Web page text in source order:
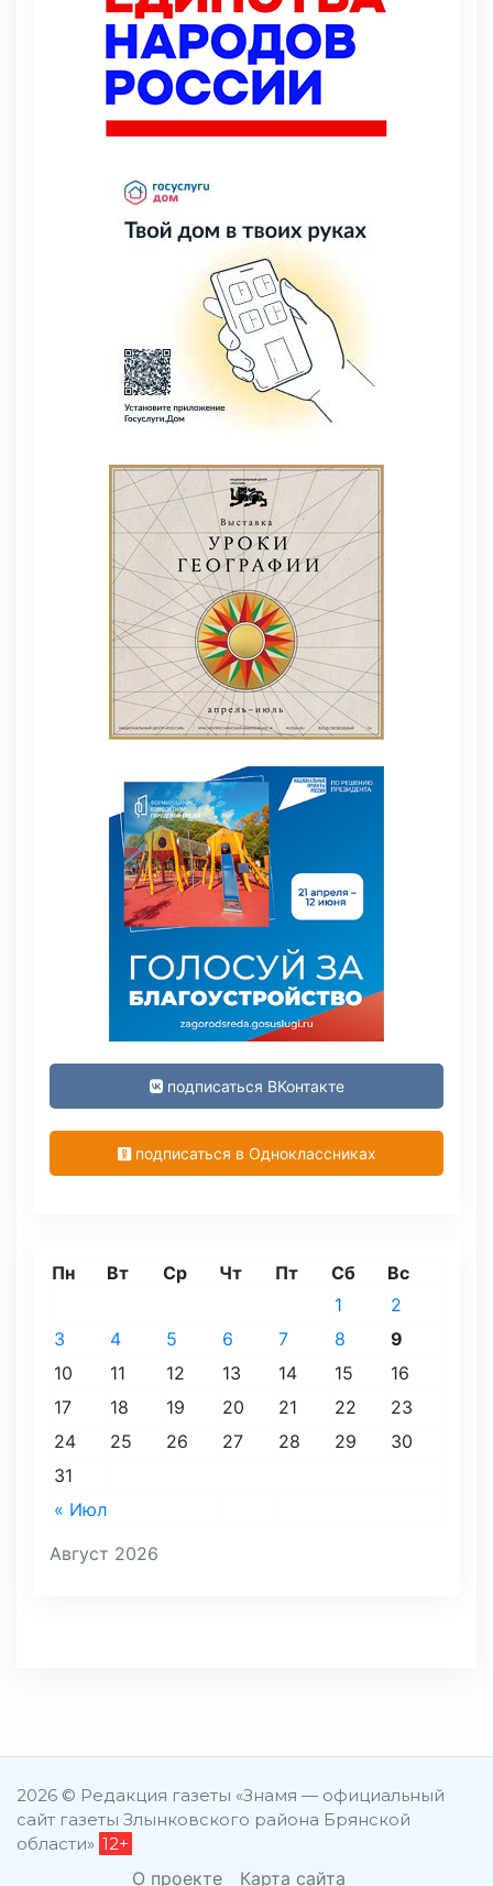
подписаться ВКонтакте
подписаться в Одноклассниках
Август 2026
Пн Вт Ср Чт Пт Сб Вс
« Июл
1
2
3
4 5 6 7 8
9
10
11 12 13 14 15
16
17
18 19 20 21 22
23
24
25 26 27 28 29
30
31
2026 © Редакция газеты «Знамя — официальный
сайт газеты Злынковского района Брянской
области» 12+
О проекте Карта сайта